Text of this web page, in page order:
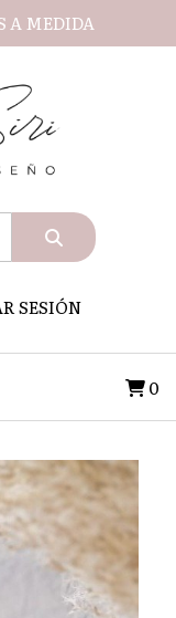
A MEDIDA
SESIÓN
0